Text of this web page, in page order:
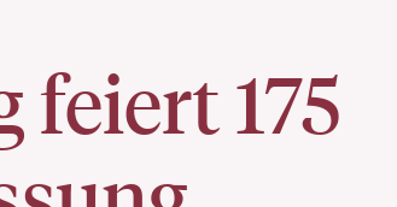
feiert 175